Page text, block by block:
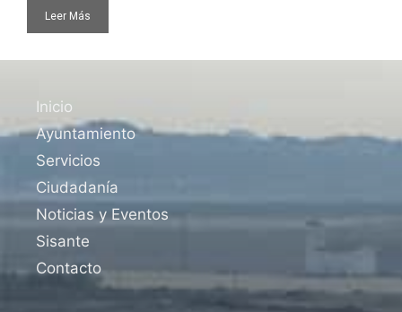
Leer Más
Inicio
Ayuntamiento
Servicios
Ciudadanía
Noticias y Eventos
Sisante
Contacto